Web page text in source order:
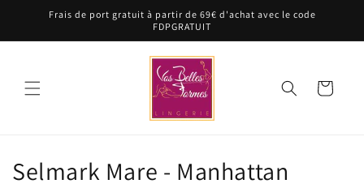
passerFrais de port gratuit à partir de 69€ d'achat avec le code
FDPGRATUIT
Panier
C
Selmark Mare - Manhattan